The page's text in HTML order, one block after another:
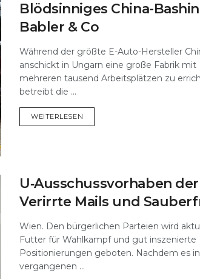
Blödsinniges China-
Babler & Co
Während der größte E-Auto-Hersteller
anschickt in Ungarn eine große Fabrik mit
mehreren tausend Arbeitsplätzen zu
betreibt die ...
WEITERLESEN
U‑Ausschussvorhaben der
Verirrte Mails und
Wien. Den bürgerlichen Parteien wird
Futter für Wahlkampf und gut inszenierte
Positionierungen geboten. Nachdem es
vergangenen ...